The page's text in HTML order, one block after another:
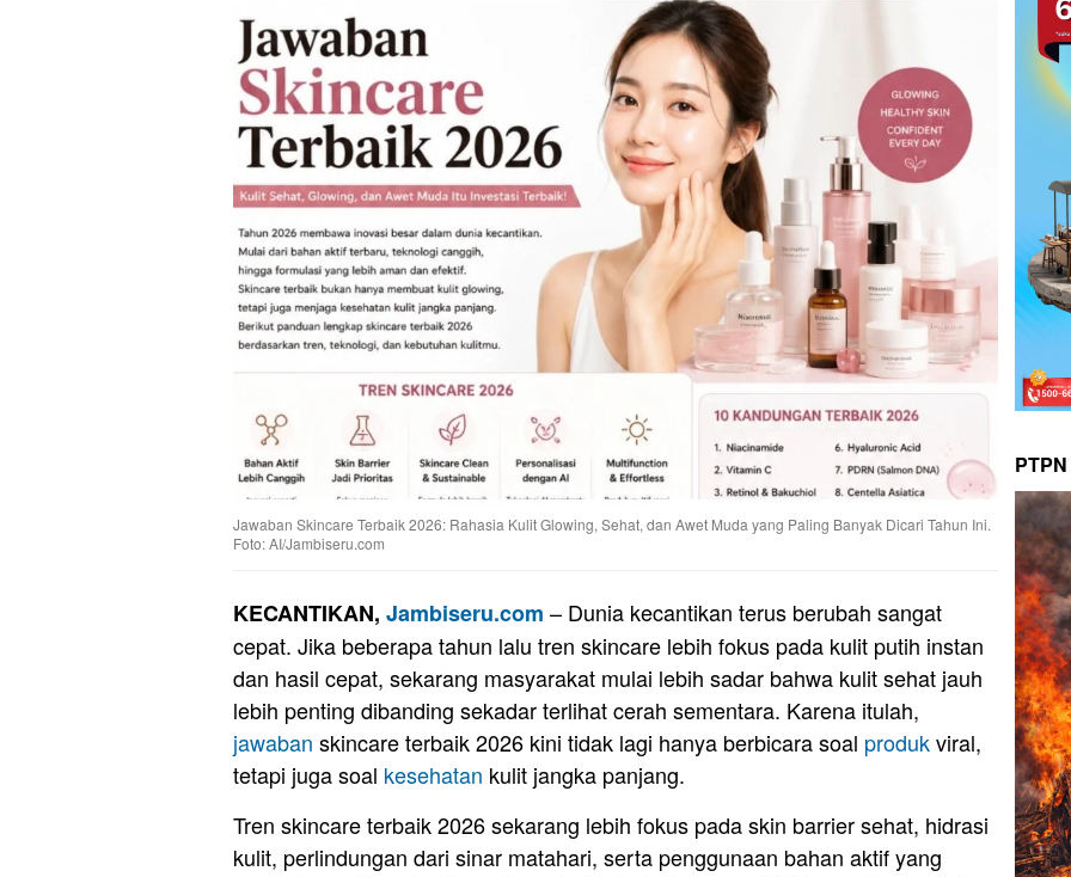
Jawaban Skincare Terbaik 2026: Rahasia Kulit Glowing, Sehat, dan Awet Muda yang Paling Banyak Dicari Tahun Ini.
Foto: AI/Jambiseru.com
KECANTIKAN, Jambiseru.com – Dunia kecantikan terus berubah sangat
cepat. Jika beberapa tahun lalu tren skincare lebih fokus pada kulit putih instan
dan hasil cepat, sekarang masyarakat mulai lebih sadar bahwa kulit sehat jauh
lebih penting dibanding sekadar terlihat cerah sementara. Karena itulah,
jawaban skincare terbaik 2026 kini tidak lagi hanya berbicara soal produkviral,
tetapi juga soal kesehatan kulit jangka panjang.
Tren skincare terbaik 2026 sekarang lebih fokus pada skin barrier sehat, hidrasi
kulit, perlindungan dari sinar matahari, serta penggunaan bahan aktif yang